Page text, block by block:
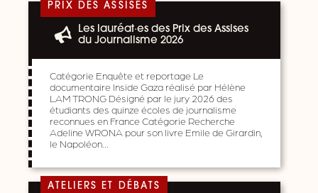
PRIX DES ASSISES
Les lauréat·es des Prix des Assises
du Journalisme 2026
Catégorie Enquête et reportage Le
documentaire Inside Gaza réalisé par Hélène
LAM TRONG Désigné par le jury 2026 des
étudiants des quinze écoles de journalisme
reconnues en France Catégorie Recherche
Adeline WRONA pour son livre Emile de Girardin,
le Napoléon…
ATELIERS ET DÉBATS